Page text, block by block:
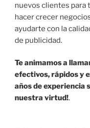
nuevos clientes para
hacer crecer
ayudarte con la
de publicidad.
Te animamos a
efectivos, rápidos y
años de experiencia
nuestra virtud!.